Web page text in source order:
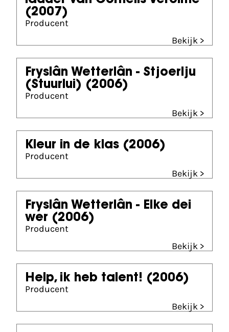
(2007)
Producent
Bekijk >
Fryslân Wetterlân - Stjoerlju
(Stuurlui) (2006)
Producent
Bekijk >
Kleur in de klas (2006)
Producent
Bekijk >
Fryslân Wetterlân - Elke dei
wer (2006)
Producent
Bekijk >
Help, ik heb talent! (2006)
Producent
Bekijk >